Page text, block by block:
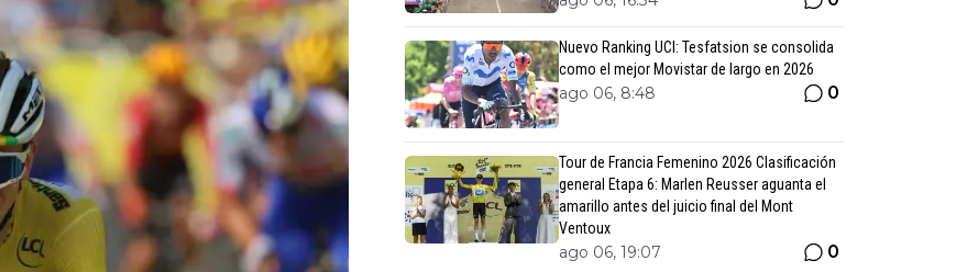
Nuevo Ranking UCI: Tesfatsion se consolida
como el mejor Movistar de largo en 2026
ago 06, 8:48 0
Tour de Francia Femenino 2026 Clasificación
general Etapa 6: Marlen Reusser aguanta el
amarillo antes del juicio final del Mont
Ventoux
ago 06, 19:07 0